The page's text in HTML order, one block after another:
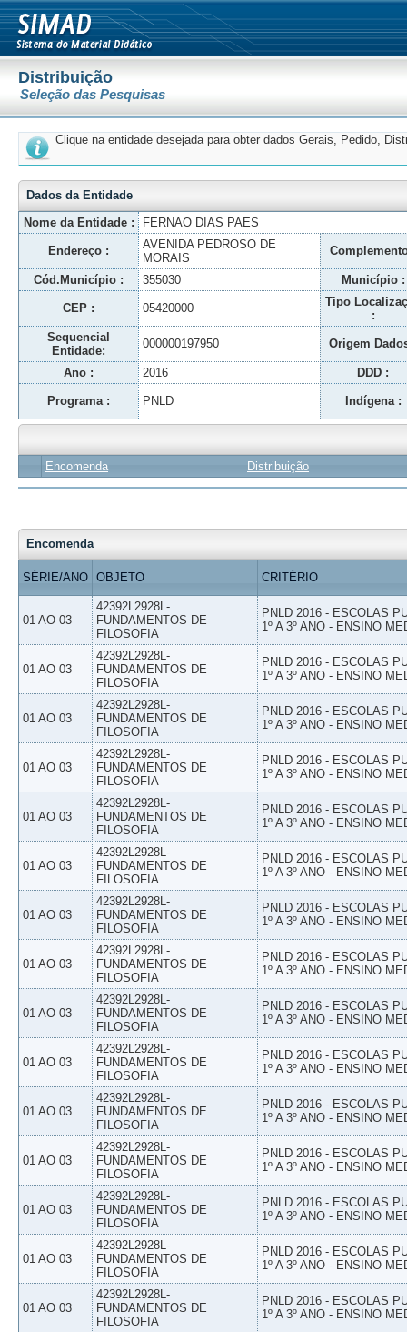
Distribuição
Seleção das Pesquisas
Clique na entidade desejada para obter dados Gerais, Pedido,
Dados da Entidade
Nome da Entidade :
FERNAO DIAS PAES
Endereço :
AVENIDA PEDROSO DE
MORAIS
Cód.Município : 355030 Município :
CEP : 05420000
Tipo
:
Sequencial
Entidade:
000000197950 Origem
Ano : 2016 DDD :
Programa : PNLD Indígena :
Encomenda Distribuição
Encomenda
SÉRIE/ANO OBJETO CRITÉRIO
01 AO 03
42392L2928L-
FUNDAMENTOS DE
FILOSOFIA
PNLD 2016 - ESCOLAS
1º A 3º ANO - ENSINO
01 AO 03
42392L2928L-
FUNDAMENTOS DE
FILOSOFIA
PNLD 2016 - ESCOLAS
1º A 3º ANO - ENSINO
01 AO 03
42392L2928L-
FUNDAMENTOS DE
FILOSOFIA
PNLD 2016 - ESCOLAS
1º A 3º ANO - ENSINO
01 AO 03
42392L2928L-
FUNDAMENTOS DE
FILOSOFIA
PNLD 2016 - ESCOLAS
1º A 3º ANO - ENSINO
01 AO 03
42392L2928L-
FUNDAMENTOS DE
FILOSOFIA
PNLD 2016 - ESCOLAS
1º A 3º ANO - ENSINO
01 AO 03
42392L2928L-
FUNDAMENTOS DE
FILOSOFIA
PNLD 2016 - ESCOLAS
1º A 3º ANO - ENSINO
01 AO 03
42392L2928L-
FUNDAMENTOS DE
FILOSOFIA
PNLD 2016 - ESCOLAS
1º A 3º ANO - ENSINO
01 AO 03
42392L2928L-
FUNDAMENTOS DE
FILOSOFIA
PNLD 2016 - ESCOLAS
1º A 3º ANO - ENSINO
01 AO 03
42392L2928L-
FUNDAMENTOS DE
FILOSOFIA
PNLD 2016 - ESCOLAS
1º A 3º ANO - ENSINO
01 AO 03
42392L2928L-
FUNDAMENTOS DE
FILOSOFIA
PNLD 2016 - ESCOLAS
1º A 3º ANO - ENSINO
01 AO 03
42392L2928L-
FUNDAMENTOS DE
FILOSOFIA
PNLD 2016 - ESCOLAS
1º A 3º ANO - ENSINO
01 AO 03
42392L2928L-
FUNDAMENTOS DE
FILOSOFIA
PNLD 2016 - ESCOLAS
1º A 3º ANO - ENSINO
01 AO 03
42392L2928L-
FUNDAMENTOS DE
FILOSOFIA
PNLD 2016 - ESCOLAS
1º A 3º ANO - ENSINO
01 AO 03
42392L2928L-
FUNDAMENTOS DE
FILOSOFIA
PNLD 2016 - ESCOLAS
1º A 3º ANO - ENSINO
01 AO 03
42392L2928L-
FUNDAMENTOS DE
FILOSOFIA
PNLD 2016 - ESCOLAS
1º A 3º ANO - ENSINO